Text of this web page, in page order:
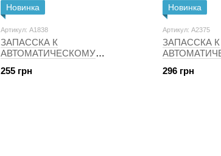
Новинка
Артикул: A1838
ЗАПАССКА К
АВТОМАТИЧЕСКОМУ
WICK FRESH MATIC Soft Cotton
255 грн
Новинка
Артикул: A2375
ЗАПАССКА К
WICK
296 грн